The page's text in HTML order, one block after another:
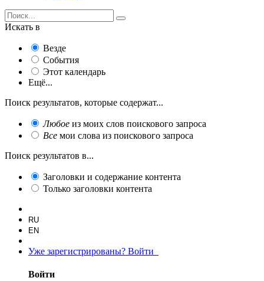
Искать в
Везде
События
Этот календарь
Ещё...
Поиск результатов, которые содержат...
Любое из моих слов поискового запроса
Все мои слова из поискового запроса
Поиск результатов в...
Заголовки и содержание контента
Только заголовки контента
RU
EN
Уже зарегистрированы? Войти
Войти